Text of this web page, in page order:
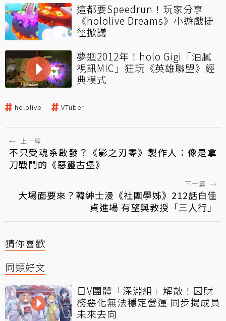
這都要Speedrun！玩家分享
《hololive Dreams》小遊戲捷
徑掀議
夢迴2012年！holo Gigi「油膩
視訊MIC」狂玩《英雄聯盟》經
典模式
hololive VTuber
← 上一篇
不只受魂系啟發？《影之刃零》製作人：像是拿
刀戰鬥的《惡靈古堡》
下一篇 →
大場面要來？韓紳士漫《社團學姊》212話白佳
貞進場 有望與教授「三人行」
猜你喜歡
同類好文
日V團體「深淵組」解散！因財
務惡化無法穩定營運 同步揭成員
未來去向